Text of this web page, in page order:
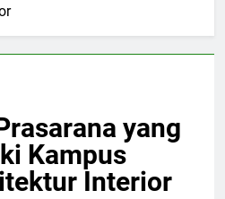
yang
Kampus
Interior